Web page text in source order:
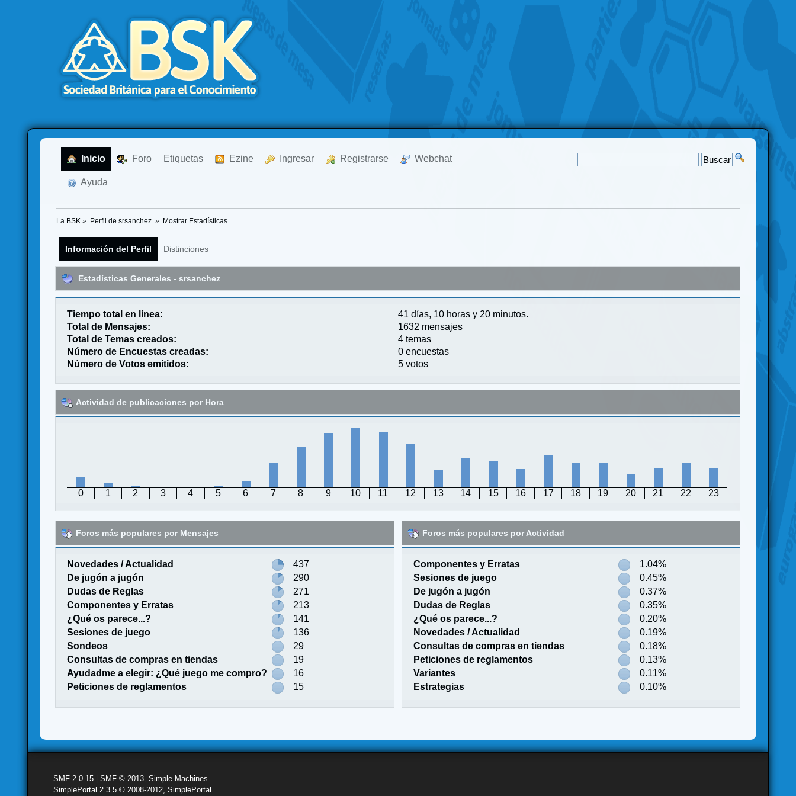
Inicio Foro Etiquetas Ezine Ingresar Registrarse Webchat
Ayuda
La BSK » Perfil de srsanchez » Mostrar Estadísticas
Información del Perfil Distinciones
Estadísticas Generales - srsanchez
Tiempo total en línea:
41 días, 10 horas y 20 minutos.
Total de Mensajes:
1632 mensajes
Total de Temas creados:
4 temas
Número de Encuestas creadas:
0 encuestas
Número de Votos emitidos:
5 votos
Actividad de publicaciones por Hora
0 1 2 3 4 5 6 7 8 9 10 11 12 13 14 15 16 17 18 19 20 21 22 23
Foros más populares por Mensajes
Novedades / Actualidad
437
De jugón a jugón
290
Dudas de Reglas
271
Componentes y Erratas
213
¿Qué os parece...?
141
Sesiones de juego
136
Sondeos
29
Consultas de compras en tiendas
19
Ayudadme a elegir: ¿Qué juego me compro?
16
Peticiones de reglamentos
15
Foros más populares por Actividad
Componentes y Erratas
1.04%
Sesiones de juego
0.45%
De jugón a jugón
0.37%
Dudas de Reglas
0.35%
¿Qué os parece...?
0.20%
Novedades / Actualidad
0.19%
Consultas de compras en tiendas
0.18%
Peticiones de reglamentos
0.13%
Variantes
0.11%
Estrategias
0.10%
SMF 2.0.15 |SMF © 2013 ,Simple Machines
SimplePortal 2.3.5 © 2008-2012, SimplePortal